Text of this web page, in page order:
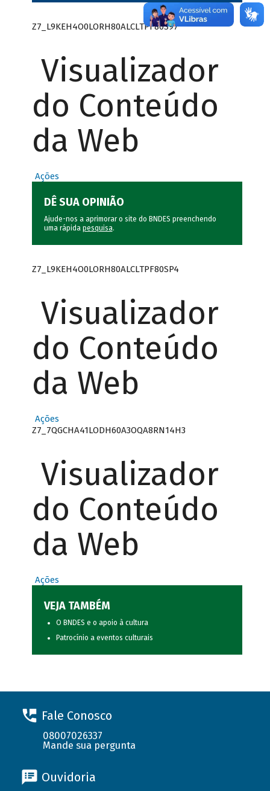
Z7_L9KEH4O0LORH80ALCLTPF80S97
Visualizador
do Conteúdo
da Web
Ações
DÊ SUA OPINIÃO
Ajude-nos a aprimorar o site do BNDES preenchendo
uma rápida pesquisa.
Z7_L9KEH4O0LORH80ALCLTPF80SP4
Visualizador
do Conteúdo
da Web
Ações
Z7_7QGCHA41LODH60A3OQA8RN14H3
Visualizador
do Conteúdo
da Web
Ações
VEJA TAMBÉM
O BNDES e o apoio à cultura
Patrocínio a eventos culturais
Fale Conosco
08007026337
Mande sua pergunta
Ouvidoria